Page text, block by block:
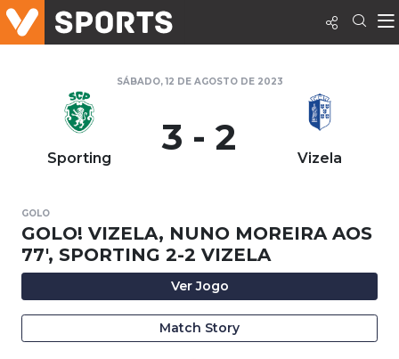
SÁBADO, 12 DE AGOSTO DE 2023
Sporting 3 - 2 Vizela
GOLO
GOLO! VIZELA, NUNO MOREIRA AOS
77', SPORTING 2-2 VIZELA
Ver Jogo
Match Story